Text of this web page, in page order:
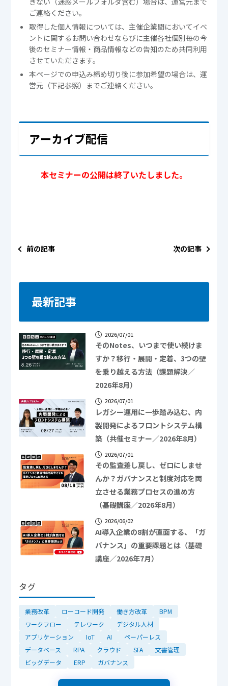
ご連絡ください。
取得した個人情報については、主催企業間においてイベ
ントに関するお問い合わせならびに主催各社個別毎の今
後のセミナー情報・商品情報などの告知のため共同利用
させていただきます。
本ページでの申込み締め切り後に参加希望の場合は、運
営元（下記参照）までご連絡ください。
アーカイブ配信
本セミナーの公開は終了いたしました。
前の記事 次の記事
最新記事
2026/07/01
そのNotes、いつまで使い続けま
すか？移行・展開・定着、3つの壁
を乗り越える方法（課題解決／
2026年8月）
2026/07/01
レガシー運用に一歩踏み込む、内
製開発によるフロントシステム構
築（共催セミナー／2026年8月）
2026/07/01
その監査差し戻し、ゼロにしませ
んか？ガバナンスと制度対応を両
立させる業務プロセスの進め方
（基礎講座／2026年8月）
2026/06/02
AI導入企業の8割が直面する、「ガ
バナンス」の重要課題とは（基礎
講座／2026年7月）
タグ
業務改革 ローコード開発 働き方改革
BPM
ワークフロー
テレワーク
デジタル人材
アプリケーション
IoT AI
ペーパーレス
データベース
RPA クラウド SFA
文書管理
ビッグデータ
ERP ガバナンス